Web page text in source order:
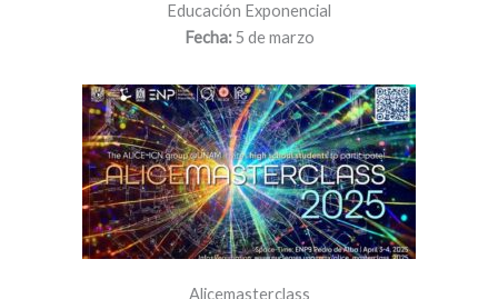
Educación Exponencial
Fecha:5 de marzo
Alicemasterclass